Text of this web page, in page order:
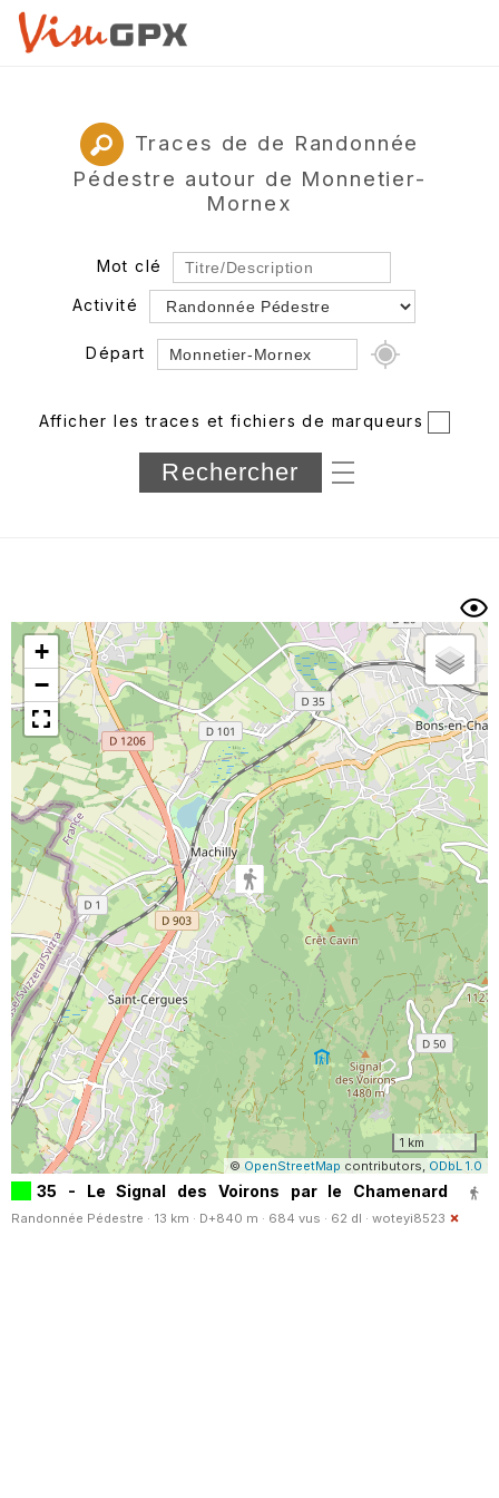
Traces de de Randonnée
Pédestre autour de Monnetier-
Mornex
Mot clé
Activité
Départ
Département
Longueur min/max
Trier par
Horodatage Photos
Afficher les traces et fichiers de marqueurs
+
−
1 km
© OpenStreetMap contributors, ODbL 1.0
35 - Le Signal des Voirons par le Chamenard
Randonnée Pédestre · 13 km · D+840 m · 684 vus · 62 dl · woteyi8523